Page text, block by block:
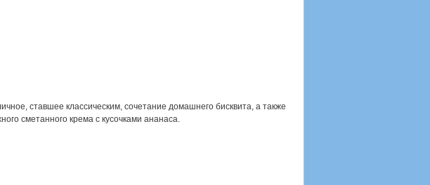
ставшее классическим, сочетание домашнего бисквита, а также
сметанного крема с кусочками ананаса.